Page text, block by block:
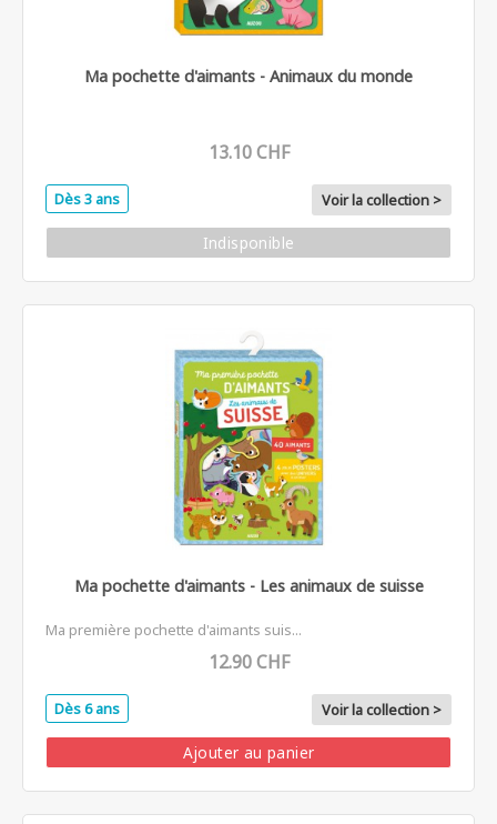
Ma pochette d'aimants - Animaux du monde
13.10 CHF
Dès 3 ans Voir la collection >
Indisponible
Ma pochette d'aimants - Les animaux de suisse
Ma première pochette d'aimants suis...
12.90 CHF
Dès 6 ans Voir la collection >
Ajouter au panier